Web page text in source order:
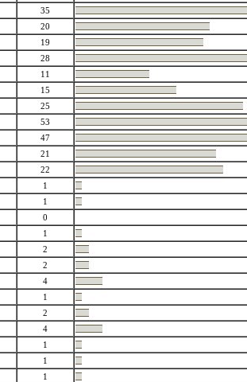
35
20
19
28
11
15
25
53
47
21
22
1
1
0
1
2
2
4
1
2
4
1
1
1